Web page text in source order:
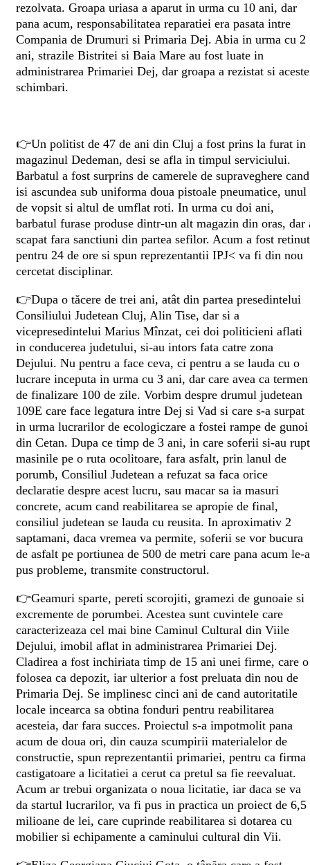
rezolvata. Groapa uriasa a aparut in urma cu 10 ani, dar
pana acum, responsabilitatea reparatiei era pasata intre
Compania de Drumuri si Primaria Dej. Abia in urma cu 2
ani, strazile Bistritei si Baia Mare au fost luate in
administrarea Primariei Dej, dar groapa a rezistat si
schimbari.
👉Un politist de 47 de ani din Cluj a fost prins la furat in
magazinul Dedeman, desi se afla in timpul serviciului.
Barbatul a fost surprins de camerele de supraveghere cand
isi ascundea sub uniforma doua pistoale pneumatice, unul
de vopsit si altul de umflat roti. In urma cu doi ani,
barbatul furase produse dintr-un alt magazin din oras, dar
scapat fara sanctiuni din partea sefilor. Acum a fost retinut
pentru 24 de ore si spun reprezentantii IPJ< va fi din nou
cercetat disciplinar.
👉Dupa o tăcere de trei ani, atât din partea presedintelui
Consiliului Judetean Cluj, Alin Tise, dar si a
vicepresedintelui Marius Mînzat, cei doi politicieni aflati
in conducerea judetului, si-au intors fata catre zona
Dejului. Nu pentru a face ceva, ci pentru a se lauda cu o
lucrare inceputa in urma cu 3 ani, dar care avea ca termen
de finalizare 100 de zile. Vorbim despre drumul judetean
109E care face legatura intre Dej si Vad si care s-a surpat
in urma lucrarilor de ecologiczare a fostei rampe de gunoi
din Cetan. Dupa ce timp de 3 ani, in care soferii si-au rupt
masinile pe o ruta ocolitoare, fara asfalt, prin lanul de
porumb, Consiliul Judetean a refuzat sa faca orice
declaratie despre acest lucru, sau macar sa ia masuri
concrete, acum cand reabilitarea se apropie de final,
consiliul judetean se lauda cu reusita. In aproximativ 2
saptamani, daca vremea va permite, soferii se vor bucura
de asfalt pe portiunea de 500 de metri care pana acum le-a
pus probleme, transmite constructorul.
👉Geamuri sparte, pereti scorojiti, gramezi de gunoaie si
excremente de porumbei. Acestea sunt cuvintele care
caracterizeaza cel mai bine Caminul Cultural din Viile
Dejului, imobil aflat in administrarea Primariei Dej.
Cladirea a fost inchiriata timp de 15 ani unei firme, care o
folosea ca depozit, iar ulterior a fost preluata din nou de
Primaria Dej. Se implinesc cinci ani de cand autoritatile
locale incearca sa obtina fonduri pentru reabilitarea
acesteia, dar fara succes. Proiectul s-a impotmolit pana
acum de doua ori, din cauza scumpirii materialelor de
constructie, spun reprezentantii primariei, pentru ca firma
castigatoare a licitatiei a cerut ca pretul sa fie reevaluat.
Acum ar trebui organizata o noua licitatie, iar daca se va
da startul lucrarilor, va fi pus in practica un proiect de 6,5
milioane de lei, care cuprinde reabilitarea si dotarea cu
mobilier si echipamente a caminului cultural din Vii.